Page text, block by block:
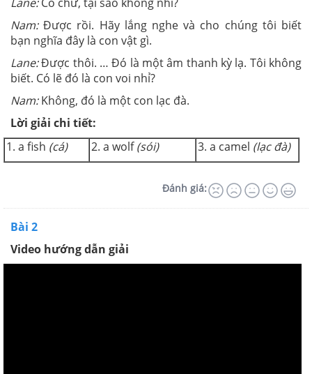
Nam:Được rồi. Hãy lắng nghe và cho chúng tôi biết
bạn nghĩa đây là con vật gì.
Lane:Được thôi. … Đó là một âm thanh kỳ lạ. Tôi không
biết. Có lẽ đó là con voi nhỉ?
Nam:Không, đó là một con lạc đà.
Lời giải chi tiết:
1. a fish (cá) 2. a wolf(sói) 3. a camel (lạc đà)
Đánh giá:
Bài 2
Video hướng dẫn giải